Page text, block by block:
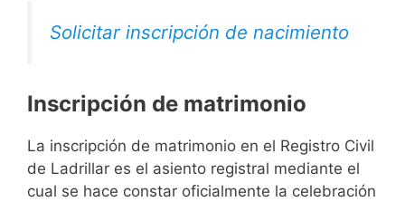
Solicitar inscripción de nacimiento
Inscripción de matrimonio
La inscripción de matrimonio en el Registro Civil
de Ladrillar es el asiento registral mediante el
cual se hace constar oficialmente la celebración